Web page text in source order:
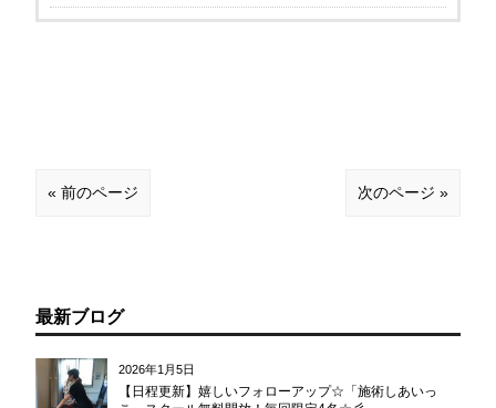
« 前のページ 次のページ »
最新ブログ
2026年1月5日
【日程更新】嬉しいフォローアップ☆「施術しあいっ